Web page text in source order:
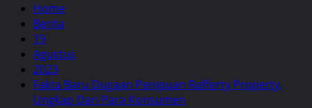
Home
Berita
19
Agustus
2023
Fakta Baru Dugaan Penipuan Rafferty Property,
Ungkap Dari Para Konsumen